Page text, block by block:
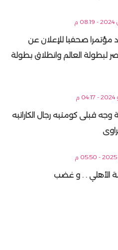
مؤتمرا صحفيا للإعلان عن
لبطولة العالم وانطلاق بطولة
وجه قبلى كومتيه رجال الكاراتيه
الأهلي . . و غضب